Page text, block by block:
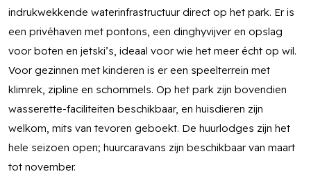
indrukwekkende waterinfrastructuur direct op het park. Er is
een privéhaven met pontons, een dinghyvijver en opslag
voor boten en jetski’s, ideaal voor wie het meer écht op wil.
Voor gezinnen met kinderen is er een speelterrein met
klimrek, zipline en schommels. Op het park zijn bovendien
wasserette-faciliteiten beschikbaar, en huisdieren zijn
welkom, mits van tevoren geboekt. De huurlodges zijn het
hele seizoen open; huurcaravans zijn beschikbaar van maart
tot november.